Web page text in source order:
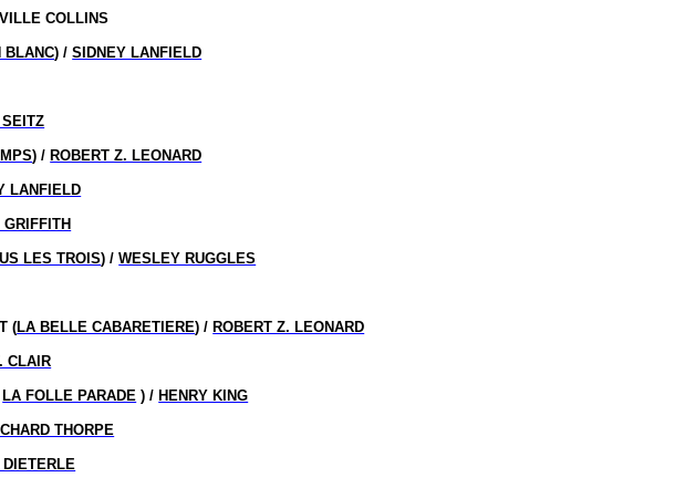
COLLINS
BLANC) /SIDNEY LANFIELD
) / ROBERT Z. LEONARD
LANFIELD
GRIFFITH
LES TROIS) /WESLEY RUGGLES
(LA BELLE CABARETIERE) / ROBERT Z. LEONARD
CLAIR
LA FOLLE PARADE ) / HENRY KING
THORPE